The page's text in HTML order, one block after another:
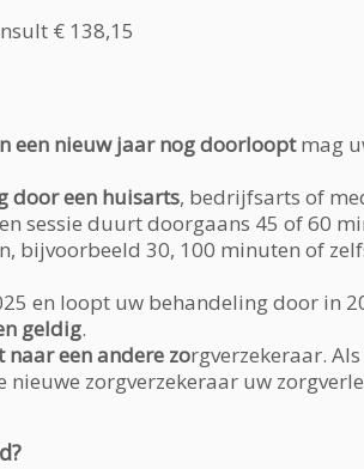
€ 138,15
een nieuw jaar nog doorlooptmag
door een huisarts, bedrijfsarts of
sessie duurt doorgaans 45 of 60
bijvoorbeeld 30, 100 minuten of
en loopt uw behandeling door in
geldig.
een andere zorgverzekeraar.
nieuwe zorgverzekeraar uw
?